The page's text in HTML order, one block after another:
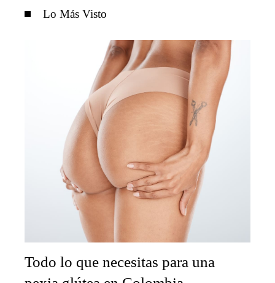
Lo Más Visto
Todo lo que necesitas para una